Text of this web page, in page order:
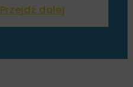
Przejdź dalej